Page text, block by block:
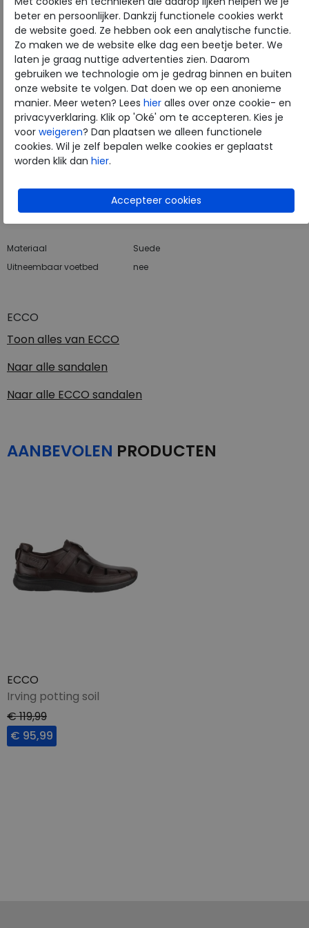
ECCO
Toon alles van ECCO
Naar alle sandalen
Naar alle ECCO sandalen
Hulp nodig? bel:0229 760 760
Gratis verzending binnen Nederland*
Voor 14:00 uur besteld = dezelfde werkdag verzonden*
Altijd retourneren, binnen 1 werkdag terugbetaald
Bestelcode
111.69.000001
Kleur
Multicolor
Materiaal
Suede
Uitneembaar voetbed
nee
AANBEVOLEN PRODUCTEN
ECCO
Irving potting soil
€ 119,99
€ 95,99
beter en persoonlijker. Dankzij functionele cookies werkt
de website goed. Ze hebben ook een analytische functie.
Zo maken we de website elke dag een beetje beter. We
laten je graag nuttige advertenties zien. Daarom
gebruiken we technologie om je gedrag binnen en buiten
onze website te volgen. Dat doen we op een anonieme
manier. Meer weten? Lees hier alles over onze cookie- en
privacyverklaring. Klik op 'Oké' om te accepteren. Kies je
voor weigeren? Dan plaatsen we alleen functionele
cookies. Wil je zelf bepalen welke cookies er geplaatst
worden klik dan hier.